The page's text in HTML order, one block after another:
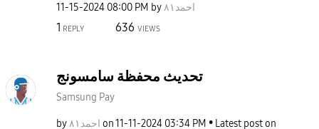
‎11-15-2024 08:00 PM by احمد٨١
1 REPLY 636 VIEWS
تحديث محفظة سامسونج
Samsung Pay
by احمد٨١ on‎11-11-2024 03:34 PM
Latest post on